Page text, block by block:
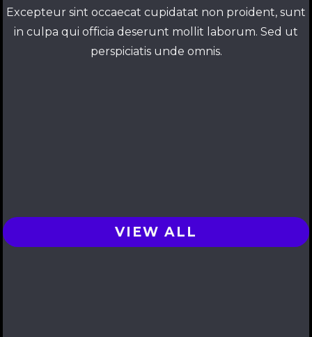
Excepteur sint occaecat cupidatat non proident, sunt
in culpa qui officia deserunt mollit laborum. Sed ut
perspiciatis unde omnis.
VIEW ALL